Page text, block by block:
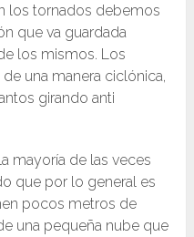
los tornados debemos
que va guardada
los mismos. Los
una manera ciclónica,
girando anti
mayoría de las veces
que por lo general es
pocos metros de
una pequeña nube que